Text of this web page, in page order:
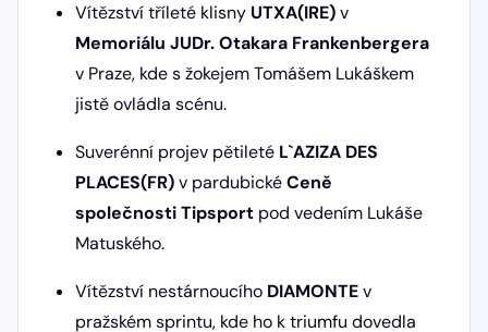
Vítězství tříleté klisny UTXA(IRE)v
Memoriálu JUDr. Otakara Frankenbergera
v Praze, kde s žokejem Tomášem Lukáškem
jistě ovládla scénu.
Suverénní projev pětileté L`AZIZA DES
PLACES(FR)v pardubickéCeně
společnosti Tipsport pod vedením Lukáše
Matuského.
Vítězství nestárnoucího DIAMONTEv
pražském sprintu, kde ho k triumfu dovedla